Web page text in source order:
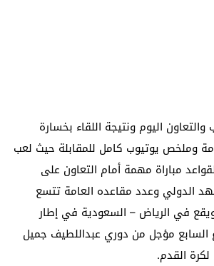
اليوم ونتيجة اللقاء بخسارة
وملخص يوتيوب كامل للمقابلة حيث لعب
مباراة مهمة أمام التعاون على
الدولي وعدد مقاعده العامة تتسع
متفرج ويقع في الرياض – السعودية في إطار
السابع مؤجل من دوري عبداللطيف جميل
القدم.